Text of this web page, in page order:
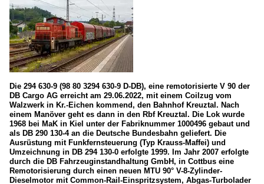
Die 294 630-9 (98 80 3294 630-9 D-DB), eine remotorisierte V 90 der
DB Cargo AG erreicht am 29.06.2022, mit einem Coilzug vom
Walzwerk in Kr.-Eichen kommend, den Bahnhof Kreuztal. Nach
einem Manöver geht es dann in den Rbf Kreuztal. Die Lok wurde
1968 bei MaK in Kiel unter der Fabriknummer 1000496 gebaut und
als DB 290 130-4 an die Deutsche Bundesbahn geliefert. Die
Ausrüstung mit Funkfernsteuerung (Typ Krauss-Maffei) und
Umzeichnung in DB 294 130-0 erfolgte 1999. Im Jahr 2007 erfolgte
durch die DB Fahrzeuginstandhaltung GmbH, in Cottbus eine
Remotorisierung durch einen neuen MTU 90° V-8-Zylinder-
Dieselmotor mit Common-Rail-Einspritzsystem, Abgas-Turbolader